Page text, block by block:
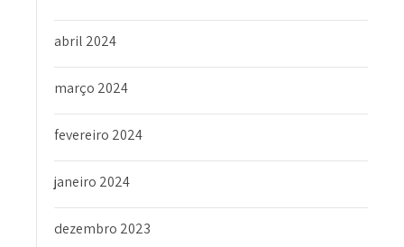
abril 2024
março 2024
fevereiro 2024
janeiro 2024
dezembro 2023